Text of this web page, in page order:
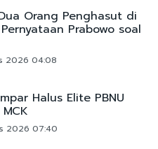
Orang Penghasut di
Prabowo soal
2026 04:08
Halus Elite PBNU
2026 07:40